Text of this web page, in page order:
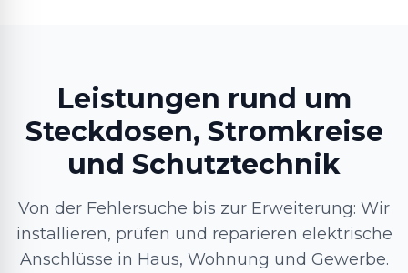
Leistungen rund um
Steckdosen, Stromkreise
und Schutztechnik
Von der Fehlersuche bis zur Erweiterung: Wir
installieren, prüfen und reparieren elektrische
Anschlüsse in Haus, Wohnung und Gewerbe.